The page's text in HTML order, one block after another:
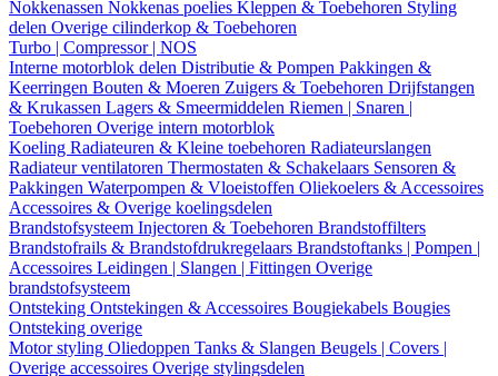
Nokkenassen Nokkenas poelies Kleppen & Toebehoren Styling
delen Overige cilinderkop & Toebehoren
Turbo | Compressor | NOS
Interne motorblok delen Distributie & Pompen Pakkingen &
Keerringen Bouten & Moeren Zuigers & Toebehoren Drijfstangen
& Krukassen Lagers & Smeermiddelen Riemen | Snaren |
Toebehoren Overige intern motorblok
Koeling Radiateuren & Kleine toebehoren Radiateurslangen
Radiateur ventilatoren Thermostaten & Schakelaars Sensoren &
Pakkingen Waterpompen & Vloeistoffen Oliekoelers & Accessoires
Accessoires & Overige koelingsdelen
Brandstofsysteem Injectoren & Toebehoren Brandstoffilters
Brandstofrails & Brandstofdrukregelaars Brandstoftanks | Pompen |
Accessoires Leidingen | Slangen | Fittingen Overige
brandstofsysteem
Ontsteking Ontstekingen & Accessoires Bougiekabels Bougies
Ontsteking overige
Motor styling Oliedoppen Tanks & Slangen Beugels | Covers |
Overige accessoires Overige stylingsdelen